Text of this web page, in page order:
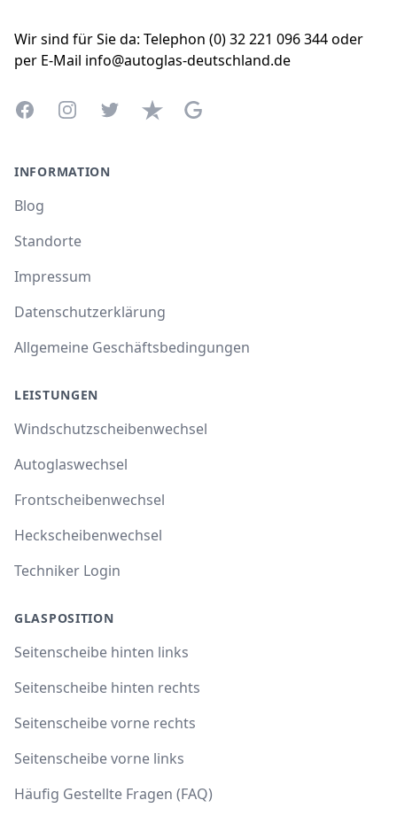
Wir sind für Sie da: Telephon (0) 32 221 096 344 oder
per E-Mail info@autoglas-deutschland.de
FacebookInstagramTwitterTrustpilotGoogle Business Profile
INFORMATION
Blog
Standorte
Impressum
Datenschutzerklärung
Allgemeine Geschäftsbedingungen
LEISTUNGEN
Windschutzscheibenwechsel
Autoglaswechsel
Frontscheibenwechsel
Heckscheibenwechsel
Techniker Login
GLASPOSITION
Seitenscheibe hinten links
Seitenscheibe hinten rechts
Seitenscheibe vorne rechts
Seitenscheibe vorne links
Häufig Gestellte Fragen (FAQ)